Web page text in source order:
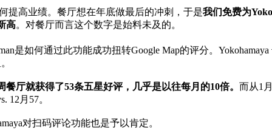
提高业绩。餐厅想在年底做最后的冲刺，于是我们免费为
高。对餐厅而言这个数字是始料未及的。
是如何通过此功能成功扭转Google Map的评分。
厅就获得了53条五星好评，几乎是以往每月的10倍。 而从1
12月57。
对扫码评论功能也是予以肯定。